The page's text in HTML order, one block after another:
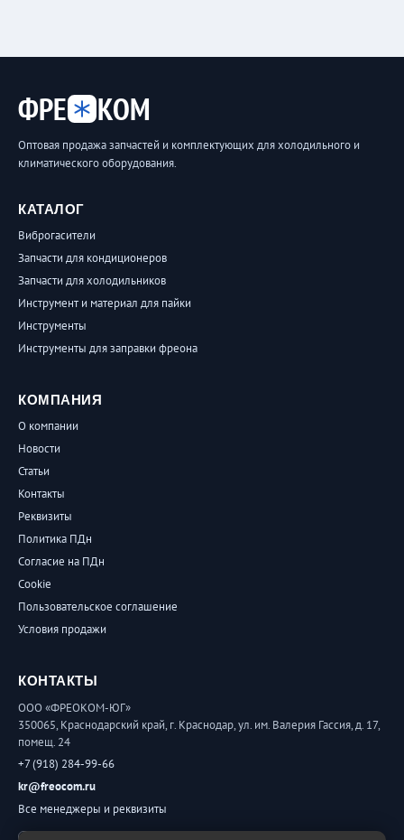
ФРЕ КОМ
Оптовая продажа запчастей и комплектующих для холодильного и
климатического оборудования.
КАТАЛОГ
Виброгасители
Запчасти для кондиционеров
Запчасти для холодильников
Инструмент и материал для пайки
Инструменты
Инструменты для заправки фреона
КОМПАНИЯ
О компании
Новости
Статьи
Контакты
Реквизиты
Политика ПДн
Согласие на ПДн
Cookie
Пользовательское соглашение
Условия продажи
КОНТАКТЫ
ООО «ФРЕОКОМ-ЮГ»
350065, Краснодарский край, г. Краснодар, ул. им. Валерия Гассия, д. 17,
помещ. 24
+7 (918) 284-99-66
kr@freocom.ru
Все менеджеры и реквизиты